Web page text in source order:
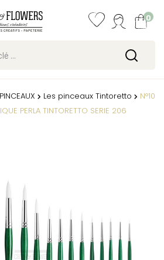
0
PINCEAUX Les pinceaux Tintoretto
N°10
PERLA TINTORETTO SERIE 206